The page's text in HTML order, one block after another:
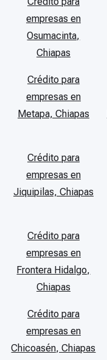
empresas en
Osumacinta,
Chiapas
Crédito para
empresas en
Metapa, Chiapas
Crédito para
empresas en
Jiquipilas, Chiapas
Crédito para
empresas en
Frontera Hidalgo,
Chiapas
Crédito para
empresas en
Chicoasén, Chiapas